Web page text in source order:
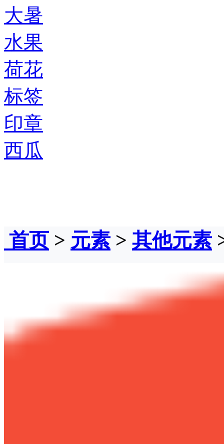
大暑
水果
荷花
标签
印章
西瓜
首页> 元素 > 其他元素